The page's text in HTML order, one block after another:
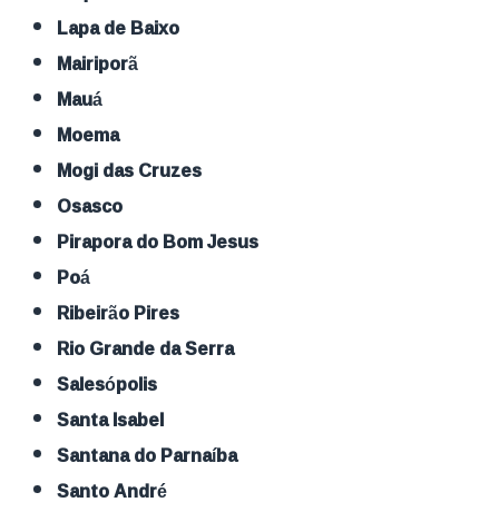
Lapa de Baixo
Mairiporã
Mauá
Moema
Mogi das Cruzes
Osasco
Pirapora do Bom Jesus
Poá
Ribeirão Pires
Rio Grande da Serra
Salesópolis
Santa Isabel
Santana do Parnaíba
Santo André